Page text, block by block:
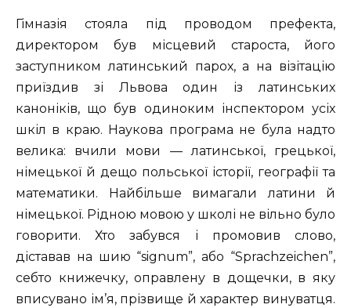
Гімназія стояла під проводом префекта,
директором був місцевий староста, його
заступником латинський парох, а на візітацію
приїздив зі Львова один із латинських
каноніків, що був одиноким інспектором усіх
шкіл в краю. Наукова програма не була надто
велика: вчили мови — латинської, грецької,
німецької й дещо польської історії, географії та
математики. Найбільше вимагали латини й
німецької. Рідною мовою у школі не вільно було
говорити. Хто забувся і промовив слово,
діставав на шию “signum”, або “Sprachzeichen”,
себто книжечку, оправлену в дощечки, в яку
вписувано ім’я, прізвище й характер винуватця.